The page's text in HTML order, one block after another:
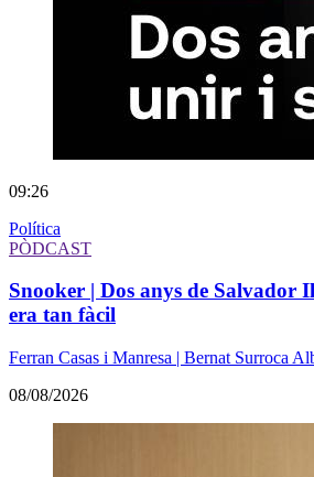
09:26
Política
PÒDCAST
Snooker | Dos anys de Salvador
era tan fàcil
Ferran Casas i Manresa | Bernat Surroca
08/08/2026